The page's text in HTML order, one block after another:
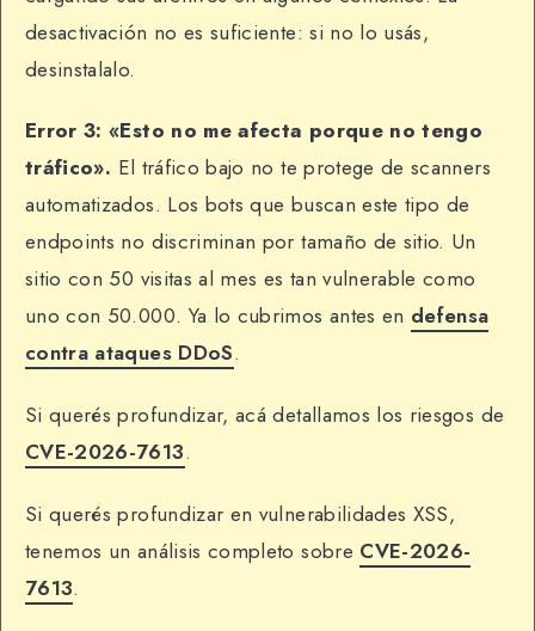
desactivación no es suficiente: si no lo usás,
desinstalalo.
Error 3: «Esto no me afecta porque no tengo
tráfico». El tráfico bajo no te protege de scanners
automatizados. Los bots que buscan este tipo de
endpoints no discriminan por tamaño de sitio. Un
sitio con 50 visitas al mes es tan vulnerable como
uno con 50.000. Ya lo cubrimos antes en defensa
contra ataques DDoS.
Si querés profundizar, acá detallamos los riesgos de
CVE-2026-7613.
Si querés profundizar en vulnerabilidades XSS,
tenemos un análisis completo sobre CVE-2026-
7613.